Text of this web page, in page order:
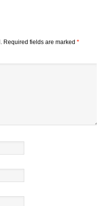
Required fields are marked *